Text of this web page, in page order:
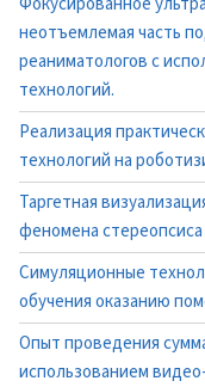
неотъемлемая часть
реаниматологов с
технологий.
Реализация
технологий на
Таргетная
феномена стереопсиса
Симуляционные
обучения оказанию
Опыт проведения
использованием